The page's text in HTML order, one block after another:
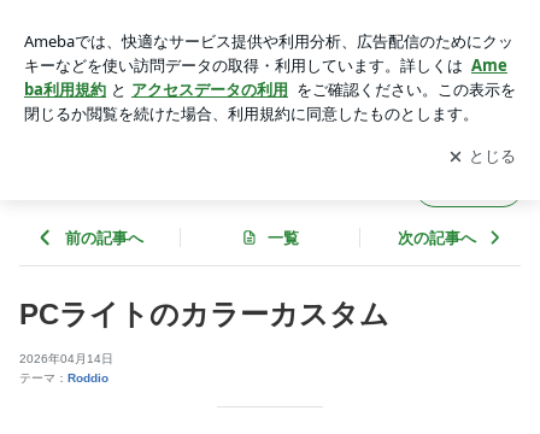
one2oneアプリをダウンロードして ブログの更新通知
を受け取りまし
ょう。
開く
前の記事へ 一覧 次の記事へ
PCライトのカラーカスタム
2026年04月14日
テーマ： Roddio